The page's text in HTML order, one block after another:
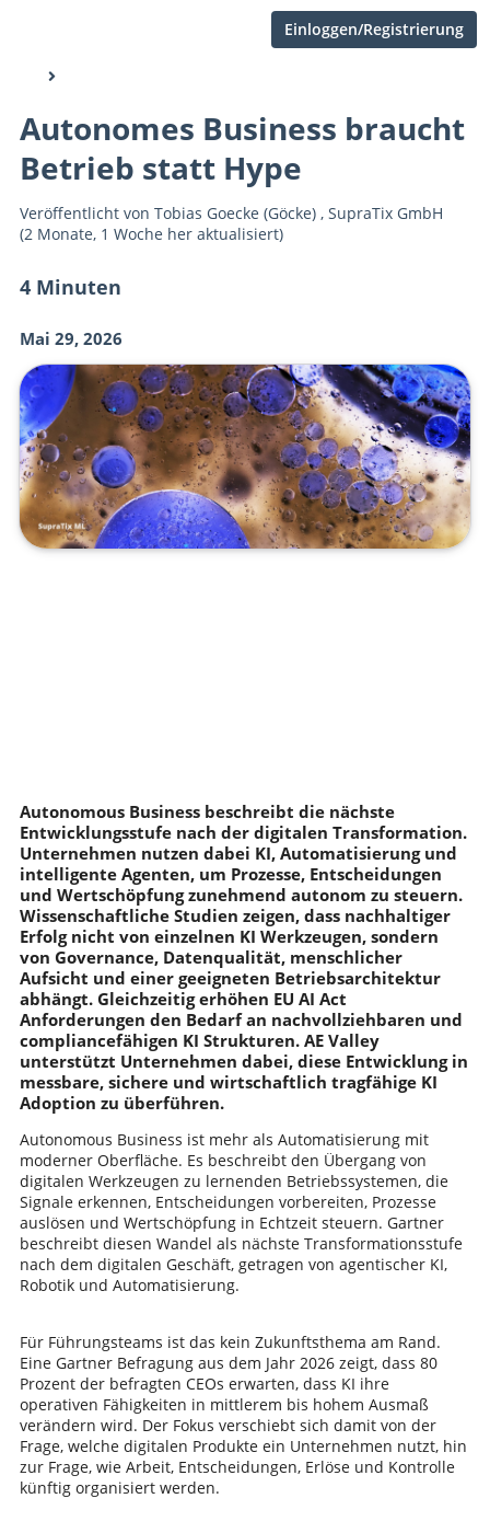
Einloggen/Registrierung
4 Minuten
Mai 29, 2026
Autonomes Business braucht
Betrieb statt Hype
Veröffentlicht von Tobias Goecke (Göcke), SupraTix GmbH
(2 Monate, 1 Woche her aktualisiert)
Autonomous Business beschreibt die nächste
Entwicklungsstufe nach der digitalen Transformation.
Unternehmen nutzen dabei KI, Automatisierung und
intelligente Agenten, um Prozesse, Entscheidungen
und Wertschöpfung zunehmend autonom zu steuern.
Wissenschaftliche Studien zeigen, dass nachhaltiger
Erfolg nicht von einzelnen KI Werkzeugen, sondern
von Governance, Datenqualität, menschlicher
Aufsicht und einer geeigneten Betriebsarchitektur
abhängt. Gleichzeitig erhöhen EU AI Act
Anforderungen den Bedarf an nachvollziehbaren und
compliancefähigen KI Strukturen. AE Valley
unterstützt Unternehmen dabei, diese Entwicklung in
messbare, sichere und wirtschaftlich tragfähige KI
Adoption zu überführen.
Autonomous Business ist mehr als Automatisierung mit
moderner Oberfläche. Es beschreibt den Übergang von
digitalen Werkzeugen zu lernenden Betriebssystemen, die
Signale erkennen, Entscheidungen vorbereiten, Prozesse
auslösen und Wertschöpfung in Echtzeit steuern. Gartner
beschreibt diesen Wandel als nächste Transformationsstufe
nach dem digitalen Geschäft, getragen von agentischer KI,
Robotik und Automatisierung.
Für Führungsteams ist das kein Zukunftsthema am Rand.
Eine Gartner Befragung aus dem Jahr 2026 zeigt, dass 80
Prozent der befragten CEOs erwarten, dass KI ihre
operativen Fähigkeiten in mittlerem bis hohem Ausmaß
verändern wird. Der Fokus verschiebt sich damit von der
Frage, welche digitalen Produkte ein Unternehmen nutzt, hin
zur Frage, wie Arbeit, Entscheidungen, Erlöse und Kontrolle
künftig organisiert werden.